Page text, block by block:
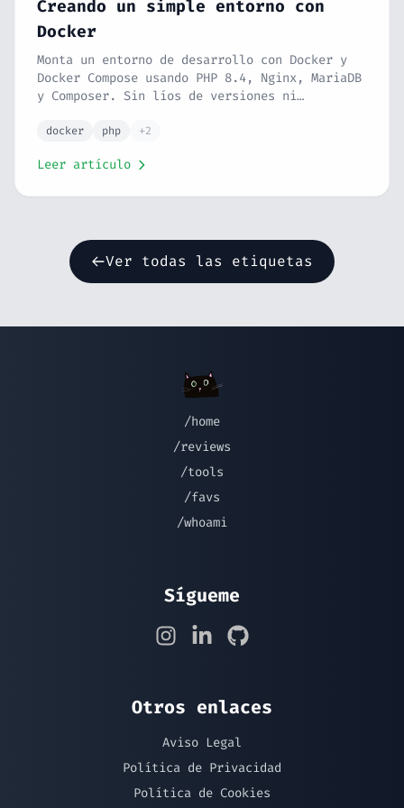
Creando un simple entorno con
Docker
Monta un entorno de desarrollo con Docker y
Docker Compose usando PHP 8.4, Nginx, MariaDB
y Composer. Sin líos de versiones ni
docker php +2
Leer artículo
Ver todas las etiquetas
/home
/reviews
/tools
/favs
/whoami
Sígueme
Otros enlaces
Aviso Legal
Política de Privacidad
Política de Cookies